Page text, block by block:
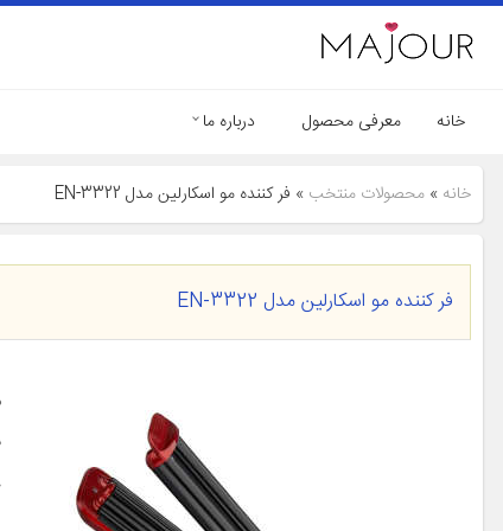
خانه معرفی محصول درباره ما
خانه » محصولات منتخب » فر کننده مو اسکارلین مدل EN-3322
فر کننده مو اسکارلین مدل EN-3322